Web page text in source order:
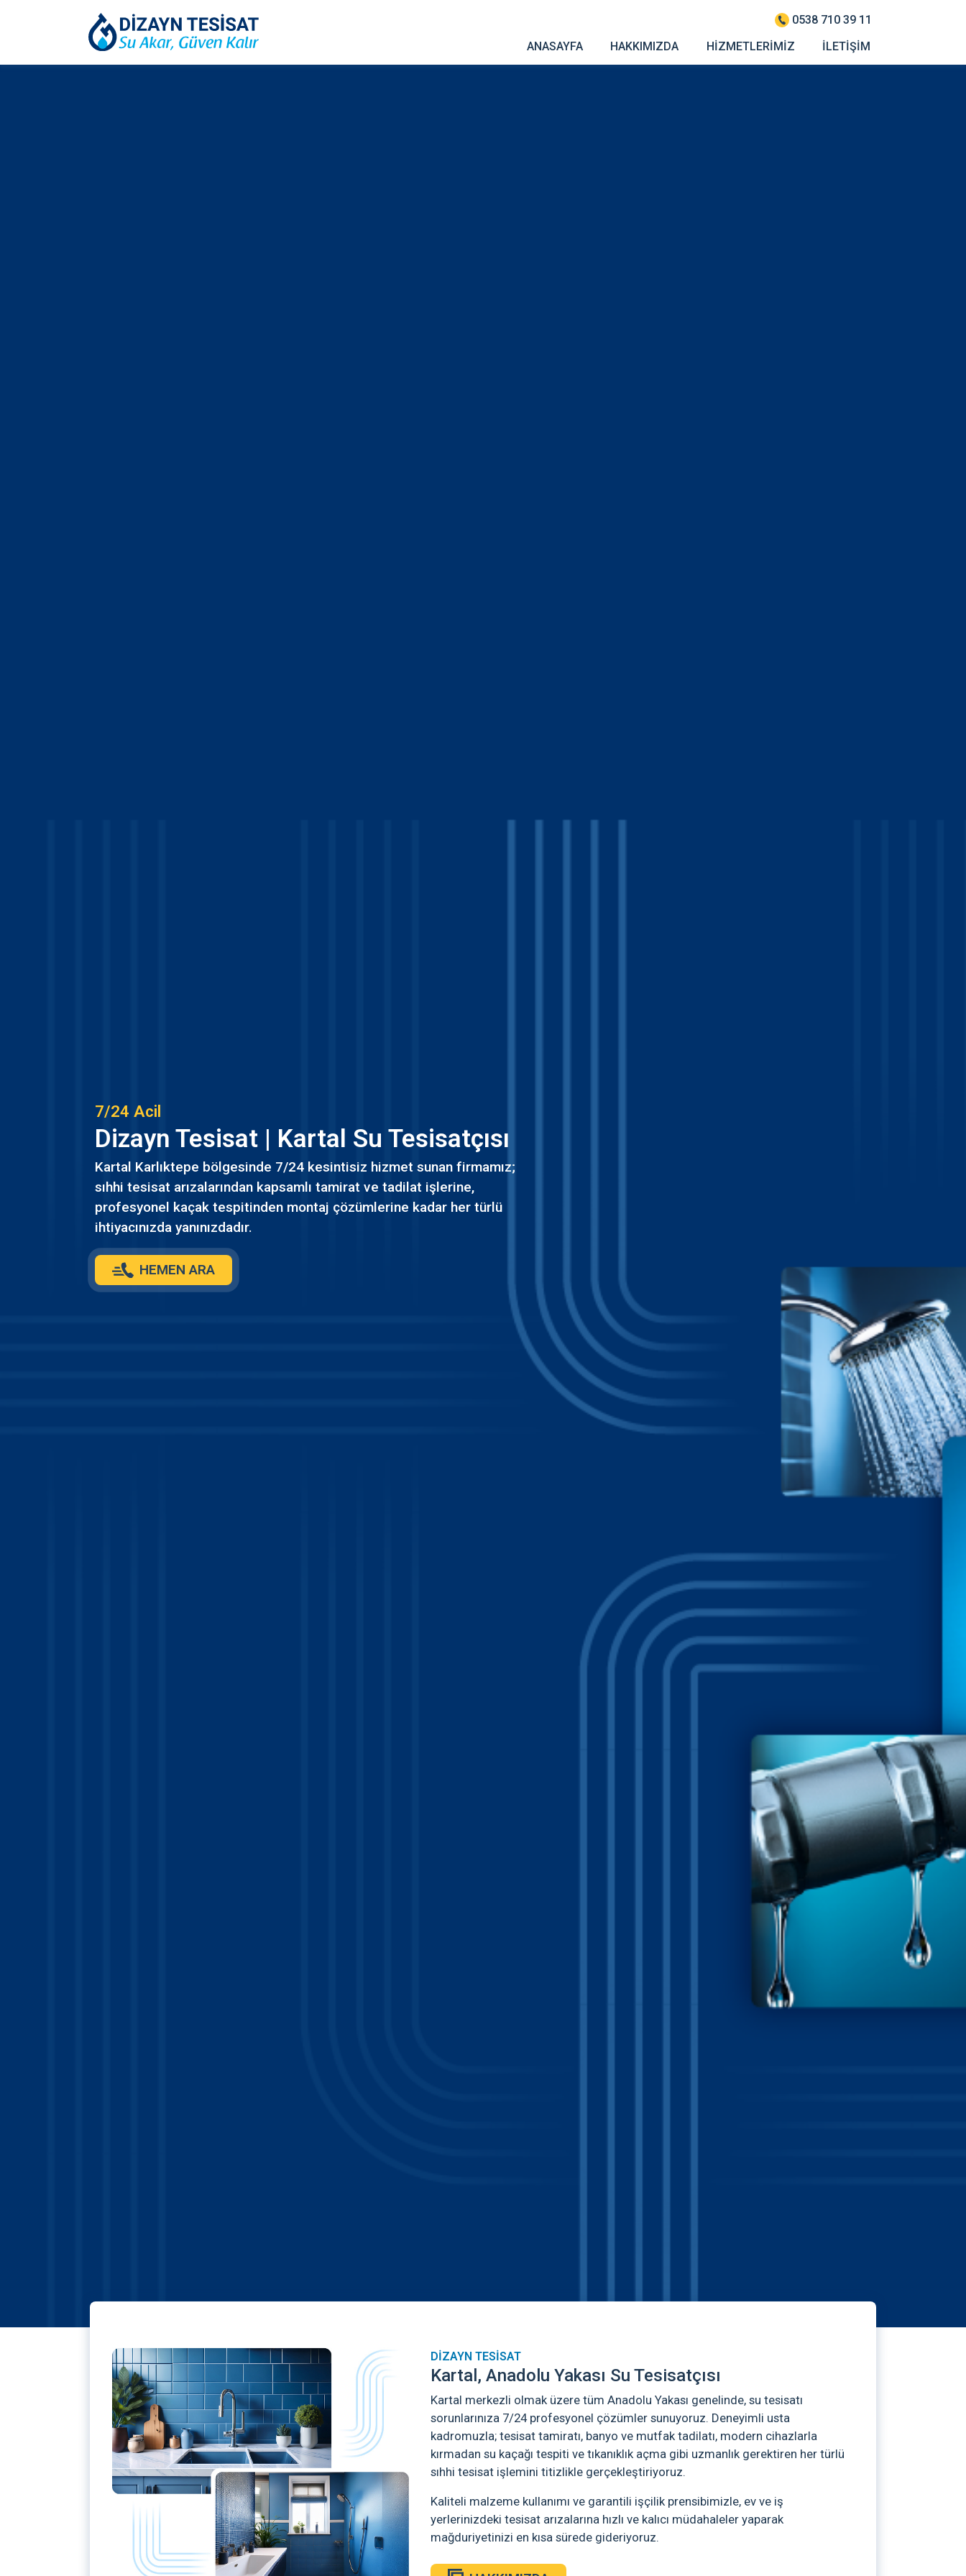
0538 710 39 11
ANASAYFA
HAKKIMIZDA HİZMETLERİMİZ İLETİŞİM
7/24 Acil
Dizayn Tesisat | Kartal Su Tesisatçısı
Kartal Karlıktepe bölgesinde 7/24 kesintisiz hizmet sunan firmamız;
sıhhi tesisat arızalarından kapsamlı tamirat ve tadilat işlerine,
profesyonel kaçak tespitinden montaj çözümlerine kadar her türlü
ihtiyacınızda yanınızdadır.
HEMEN ARA
DİZAYN TESİSAT
Kartal, Anadolu Yakası Su Tesisatçısı
Kartal merkezli olmak üzere tüm Anadolu Yakası genelinde, su tesisatı
sorunlarınıza 7/24 profesyonel çözümler sunuyoruz. Deneyimli usta
kadromuzla; tesisat tamiratı, banyo ve mutfak tadilatı, modern cihazlarla
kırmadan su kaçağı tespiti ve tıkanıklık açma gibi uzmanlık gerektiren her türlü
sıhhi tesisat işlemini titizlikle gerçekleştiriyoruz.
Kaliteli malzeme kullanımı ve garantili işçilik prensibimizle, ev ve iş
yerlerinizdeki tesisat arızalarına hızlı ve kalıcı müdahaleler yaparak
mağduriyetinizi en kısa sürede gideriyoruz.